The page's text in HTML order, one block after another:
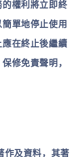
權利將立即終
單地停止使用
在終止後繼續
修免責聲明，
作及資料，其著